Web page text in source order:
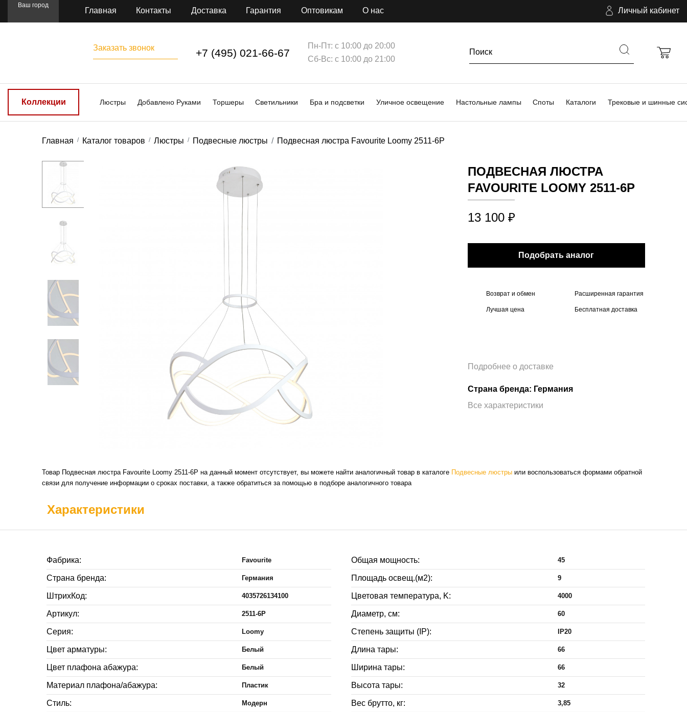
Ваш город
Главная Контакты Доставка Гарантия Оптовикам О нас Личный кабинет
Заказать звонок +7 (495) 021-66-67
Пн-Пт: с 10:00 до 20:00
Сб-Вс: с 10:00 до 21:00
Коллекции Люстры Добавлено Руками Торшеры Светильники Бра и подсветки Уличное освещение Настольные лампы Споты Каталоги Трековые и шинные
Главная Каталог товаров Люстры Подвесные люстры Подвесная люстра Favourite Loomy 2511-6P
ПОДВЕСНАЯ ЛЮСТРА
FAVOURITE LOOMY 2511-6P
13 100 ₽
Подобрать аналог
Возврат и обмен Расширенная гарантия
Лучшая цена Бесплатная доставка
Подробнее о доставке
Страна бренда: Германия
Все характеристики
Товар Подвесная люстра Favourite Loomy 2511-6P на данный момент отсутствует, вы можете найти аналогичный товар в каталоге Подвесные люстры или воспользоваться формами обратной
связи для получение информации о сроках поставки, а также обратиться за помощью в подборе аналогичного товара
Характеристики
Фабрика: Favourite
Страна бренда: Германия
ШтрихКод: 4035726134100
Артикул: 2511-6P
Серия: Loomy
Цвет арматуры: Белый
Цвет плафона абажура: Белый
Материал плафона/абажура: Пластик
Стиль: Модерн
Общая мощность: 45
Площадь освещ.(м2): 9
Цветовая температура, K: 4000
Диаметр, см: 60
Степень защиты (IP): IP20
Длина тары: 66
Ширина тары: 66
Высота тары: 32
Вес брутто, кг: 3,85